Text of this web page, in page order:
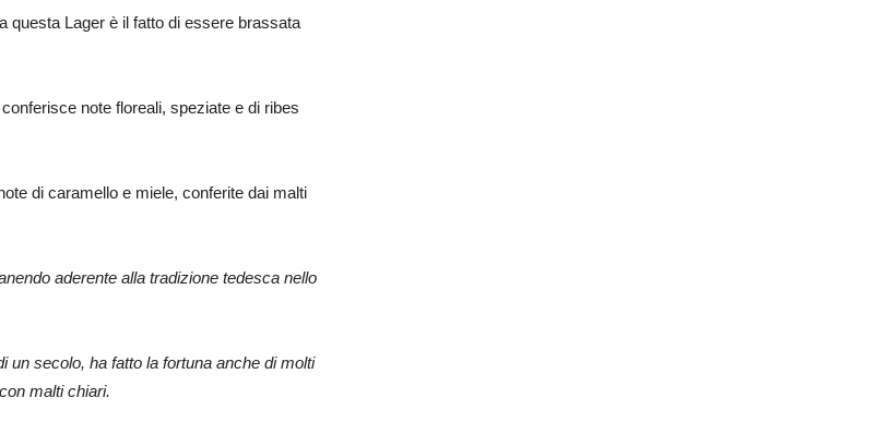
questa Lager è il fatto di essere brassata
note floreali, speziate e di ribes
di caramello e miele, conferite dai malti
aderente alla tradizione tedesca nello
un secolo, ha fatto la fortuna anche di molti
malti chiari.